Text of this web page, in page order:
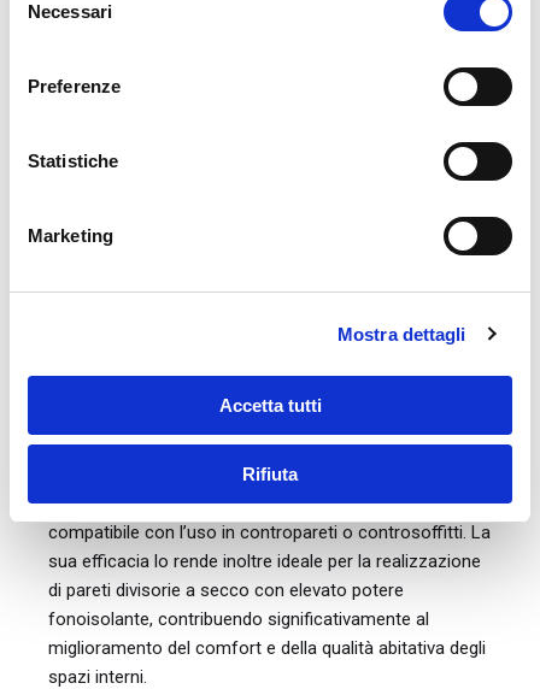
delNecessari
Preferenze
Statistiche
Marketing
Mostra dettagli
Accetta tutti
Rifiuta
mm, ideale per applicazioni che mirano a un
aumentare troppo lo spazio occupato.
Integrata 150-10
Con uno spessore complessivo di 25 mm e uno strato
di gomma SBR di 10 mm, offre una soluzione
L’Isolamento Acustico con Lastra di Cartongesso
Integrata è ottimale per migliorare l’isolamento acustico
di partizioni sia orizzontali che verticali, applicabile tanto
in ambienti già esistenti quanto in nuove costruzioni. È
compatibile con l’uso in contropareti o controsoffitti. La
sua efficacia lo rende inoltre ideale per la realizzazione
di pareti divisorie a secco con elevato potere
fonoisolante, contribuendo significativamente al
miglioramento del comfort e della qualità abitativa degli
spazi interni.